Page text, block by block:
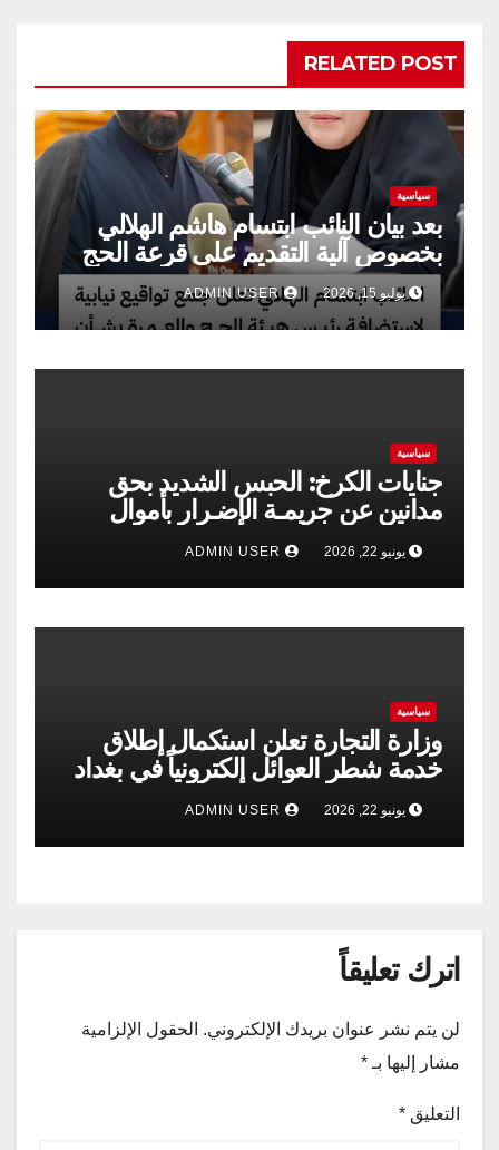
RELATED POST
سياسية
بعد بيان النائب ابتسام هاشم الهلالي
بخصوص آلية التقديم على قرعة الحج
يوليو 15, 2026 ADMIN USER
سياسية
جنايات الكرخ: الحبس الشديد بحق
مدانين عن جريمـة الإضـرار بأموال
الشركة العامة لتجارة الحبوب
يونيو 22, 2026
سياسية
وزارة التجارة تعلن استكمال إطلاق
خدمة شطر العوائل إلكترونياً في بغداد
وجميع المحافظات
يونيو 22, 2026
اترك تعليقاً
لن يتم نشر عنوان بريدك الإلكتروني. الحقول الإلزامية
مشار إليها بـ *
التعليق *